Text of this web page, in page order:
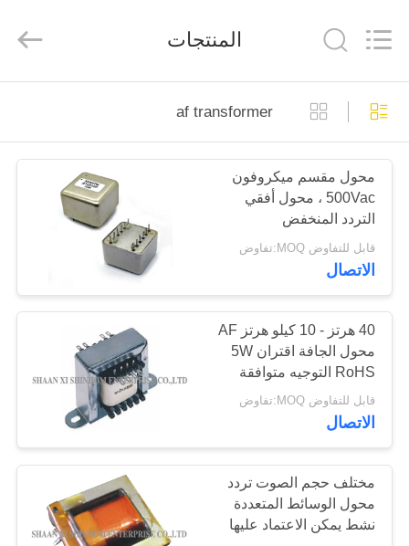
بيت
منتجات
فيديوهات
معلومات
عنا
جولة
المصنع
مراقبة
الجودة
Enterprise
Co.,Ltd.
Reserved.
المنتجات
af transformer
محول مقسم ميكروفون
500Vac ، محول أفقي
التردد المنخفض
قابل للتفاوض MOQ:تفاوض
الاتصال
40 هرتز - 10 كيلو هرتز AF
محول الجافة اقتران 5W
RoHS التوجيه متوافقة
قابل للتفاوض MOQ:تفاوض
الاتصال
مختلف حجم الصوت تردد
محول الوسائط المتعددة
نشط يمكن الاعتماد عليها